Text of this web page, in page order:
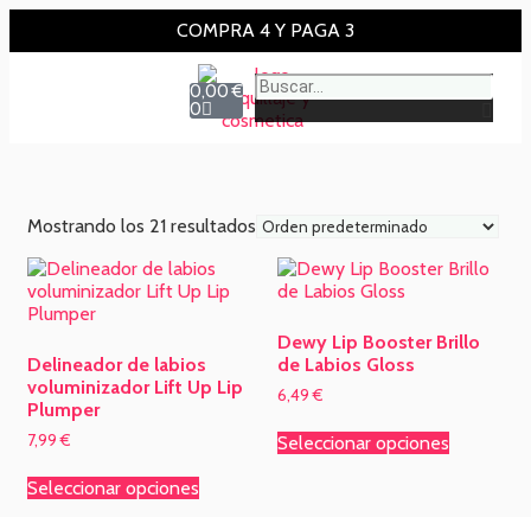
COMPRA 4 Y PAGA 3
0,00€
0
Mostrando los 21 resultados
Delineador de labios
voluminizador Lift Up Lip
Plumper
7,99€
Seleccionar opciones
Dewy Lip Booster Brillo
de Labios Gloss
6,49€
Seleccionar opciones